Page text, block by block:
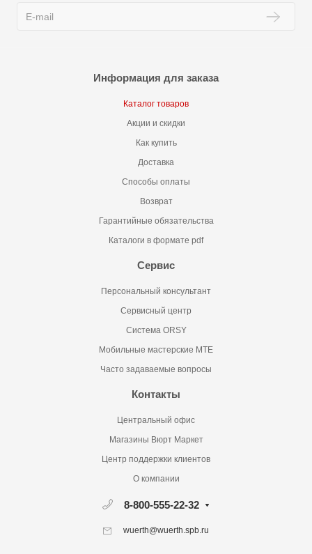
Информация для заказа
Каталог товаров
Акции и скидки
Как купить
Доставка
Способы оплаты
Возврат
Гарантийные обязательства
Каталоги в формате pdf
Сервис
Персональный консультант
Сервисный центр
Система ORSY
Мобильные мастерские MTE
Часто задаваемые вопросы
Контакты
Центральный офис
Магазины Вюрт Маркет
Центр поддержки клиентов
О компании
8-800-555-22-32
wuerth@wuerth.spb.ru